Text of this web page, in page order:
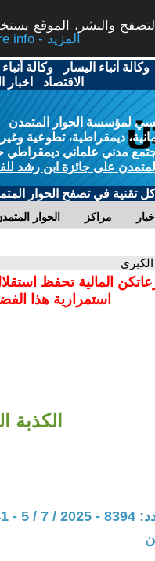
والنشر، الموقع
More info - المزيد
وكالة أنباء اليسار -وكالة
الاقتصاد -
لمؤسسة الحوار المتمدن
ديمقراطية، تطوعية
مدني علماني ديمقراطي
على جائزة ابن رشد
تقنية في تصفح الحوار
الحوار مراكز
المالية تحفظ
استمرارية هذا
الكذبة